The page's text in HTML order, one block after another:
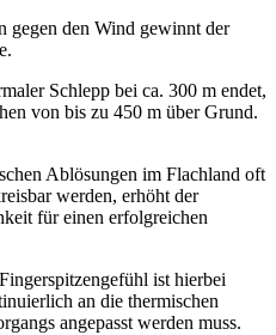
gegen den Wind gewinnt der
Schlepp bei ca. 300 m endet,
von bis zu 450 m über Grund.
Ablösungen im Flachland oft
werden, erhöht der
für einen erfolgreichen
ist hierbei
an die thermischen
angepasst werden muss.